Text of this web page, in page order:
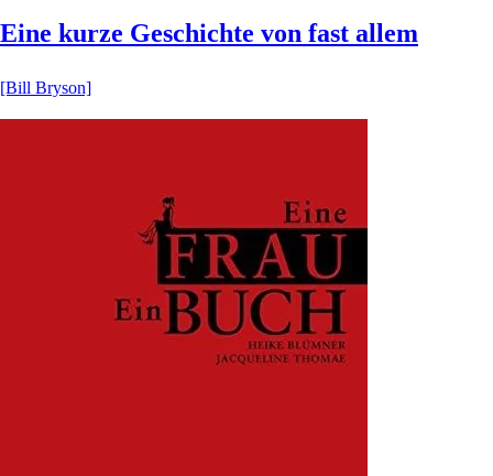
Eine kurze Geschichte von fast allem
[Bill Bryson]